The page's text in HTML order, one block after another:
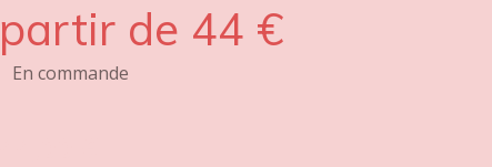
partir de 44 €
En commande